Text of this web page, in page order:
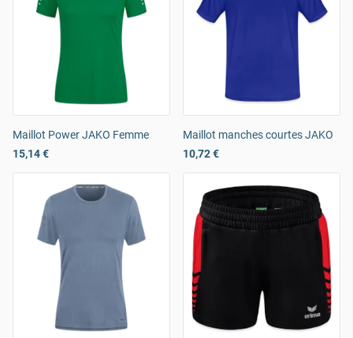
Maillot Power JAKO Femme
15,14 €
Maillot manches courtes JAKO
10,72 €